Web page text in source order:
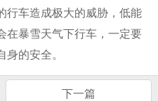
行车造成极大的威胁，低能
在暴雪天气下行车，一定要
的安全。
下一篇